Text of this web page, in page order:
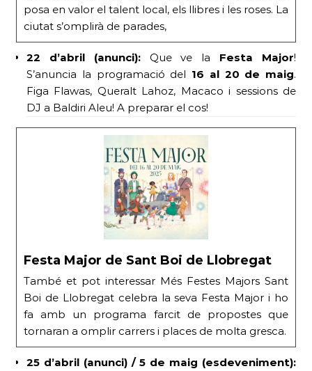
posa en valor el talent local, els llibres i les roses. La
ciutat s’omplirà de parades,
22 d’abril (anunci):Que ve la Festa Major!
S’anuncia la programació del 16 al 20 de maig.
Figa Flawas, Queralt Lahoz, Macaco i sessions de
DJ a Baldiri Aleu! A preparar el cos!
Festa Major de Sant Boi de Llobregat
També et pot interessar Més Festes Majors Sant
Boi de Llobregat celebra la seva Festa Major i ho
fa amb un programa farcit de propostes que
tornaran a omplir carrers i places de molta gresca.
25 d’abril (anunci) / 5 de maig (esdeveniment):